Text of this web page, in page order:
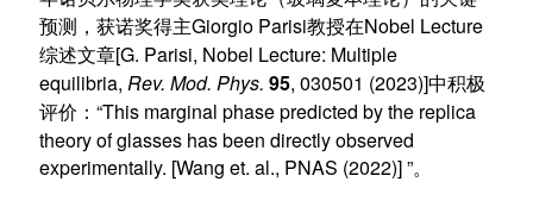
预测，获诺奖得主Giorgio Parisi教授在Nobel Lecture
综述文章[G. Parisi, Nobel Lecture: Multiple
equilibria, Rev. Mod. Phys. 95, 030501 (2023)]中积极
评价：“This marginal phase predicted by the replica
theory of glasses has been directly observed
experimentally. [Wang et. al., PNAS (2022)] ”。